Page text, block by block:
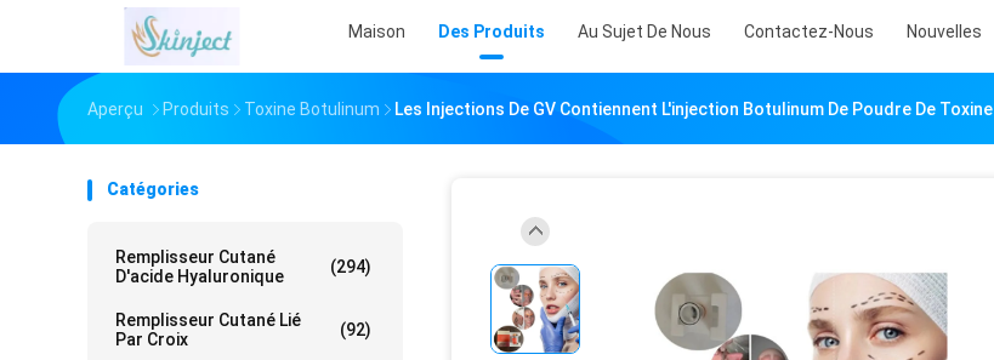
Maison Des Produits Au Sujet De Nous Contactez-Nous Nouvelles
Aperçu Produits Toxine Botulinum Les Injections De GV Contiennent L'injection Botulinum De Poudre De Toxine
Catégories
Remplisseur Cutané
D'acide Hyaluronique
(294)
Remplisseur Cutané Lié
Par Croix
(92)